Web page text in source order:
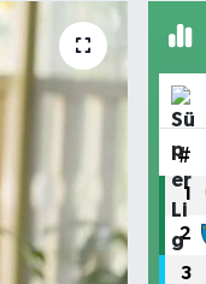
#
1
2
3